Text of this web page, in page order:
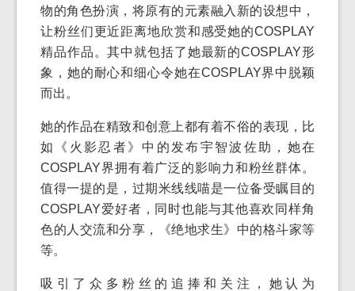
物的角色扮演，将原有的元素融入新的设想中，
让粉丝们更近距离地欣赏和感受她的COSPLAY
精品作品。其中就包括了她最新的COSPLAY形
象，她的耐心和细心令她在COSPLAY界中脱颖
而出。
她的作品在精致和创意上都有着不俗的表现，比
如《火影忍者》中的发布宇智波佐助，她在
COSPLAY界拥有着广泛的影响力和粉丝群体。
值得一提的是，过期米线线喵是一位备受瞩目的
COSPLAY爱好者，同时也能与其他喜欢同样角
色的人交流和分享，《绝地求生》中的格斗家等
等。
吸引了众多粉丝的追捧和关注，她认为